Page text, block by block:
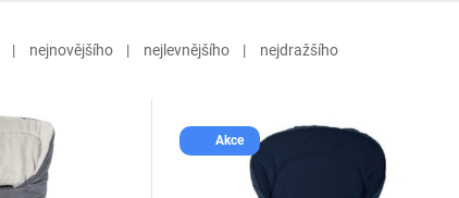
nejnovějšího nejlevnějšího
nejdražšího
Akce